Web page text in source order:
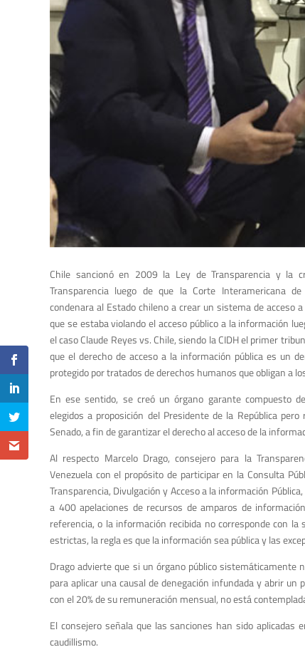
Chile sancionó en 2009 la Ley de Transparencia y la
Transparencia luego de que la Corte Interamericana de
condenara al Estado chileno a crear un sistema de acceso
que se estaba violando el acceso público a la información
el caso Claude Reyes vs. Chile, siendo la CIDH el primer
que el derecho de acceso a la información pública es un
protegido por tratados de derechos humanos que obligan a
En ese sentido, se creó un órgano garante compuesto
elegidos a proposición del Presidente de la República
Senado, a fin de garantizar el derecho al acceso de la
Al respecto Marcelo Drago, consejero para la
Venezuela con el propósito de participar en la Consulta
Transparencia, Divulgación y Acceso a la información
a 400 apelaciones de recursos de amparos de
referencia, o la información recibida no corresponde con
estrictas, la regla es que la información sea pública y las
Drago advierte que si un órgano público sistemáticamente
para aplicar una causal de denegación infundada y abrir
con el 20% de su remuneración mensual, no está
El consejero señala que las sanciones han sido
caudillismo.